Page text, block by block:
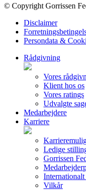
© Copyright Gorrissen
Disclaimer
Persondata &
Rådgivning
Vores
Klient hos os
Vores ratings
Udvalgte
Medarbejdere
Karriere
Ledige
Gorrissen
Vilkår